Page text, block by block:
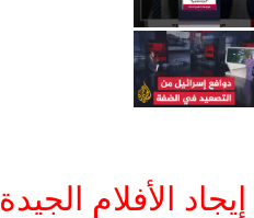
الأفلام الجيدة